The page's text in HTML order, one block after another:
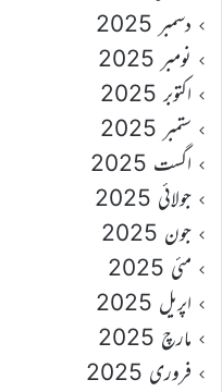
دسمبر 2025
نومبر 2025
اکتوبر 2025
ستمبر 2025
اگست 2025
جولائی 2025
جون 2025
مئی 2025
اپریل 2025
مارچ 2025
فروری 2025